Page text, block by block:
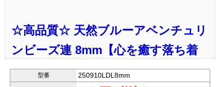
☆高品質☆ 天然ブルーアベンチュリ
ンビーズ連 8mm【心を癒す落ち着
きの青】
型番 250910LDL8mm